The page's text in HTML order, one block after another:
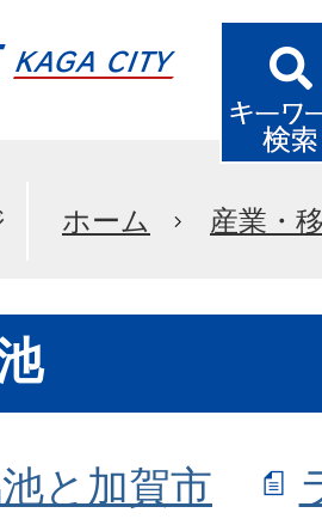
ホーム 産業・
と加賀市